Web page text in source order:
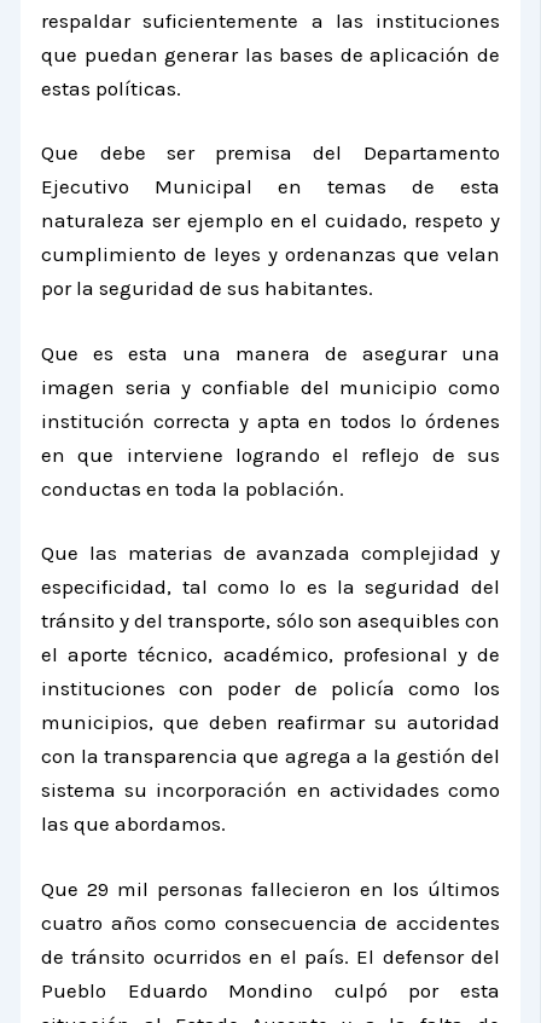
respaldar suficientemente a las instituciones
que puedan generar las bases de aplicación de
estas políticas.
Que debe ser premisa del Departamento
Ejecutivo Municipal en temas de esta
naturaleza ser ejemplo en el cuidado, respeto y
cumplimiento de leyes y ordenanzas que velan
por la seguridad de sus habitantes.
Que es esta una manera de asegurar una
imagen seria y confiable del municipio como
institución correcta y apta en todos lo órdenes
en que interviene logrando el reflejo de sus
conductas en toda la población.
Que las materias de avanzada complejidad y
especificidad, tal como lo es la seguridad del
tránsito y del transporte, sólo son asequibles con
el aporte técnico, académico, profesional y de
instituciones con poder de policía como los
municipios, que deben reafirmar su autoridad
con la transparencia que agrega a la gestión del
sistema su incorporación en actividades como
las que abordamos.
Que 29 mil personas fallecieron en los últimos
cuatro años como consecuencia de accidentes
de tránsito ocurridos en el país. El defensor del
Pueblo Eduardo Mondino culpó por esta